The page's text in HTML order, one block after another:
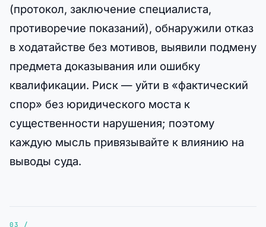
(протокол, заключение специалиста,
противоречие показаний), обнаружили отказ
в ходатайстве без мотивов, выявили подмену
предмета доказывания или ошибку
квалификации. Риск — уйти в «фактический
спор» без юридического моста к
существенности нарушения; поэтому
каждую мысль привязывайте к влиянию на
выводы суда.